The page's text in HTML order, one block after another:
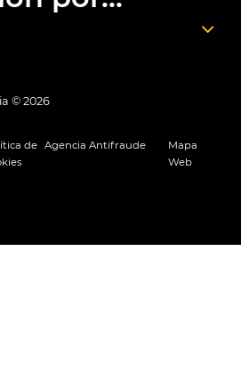
© 2026
de Agencia Antifraude
Mapa
Web